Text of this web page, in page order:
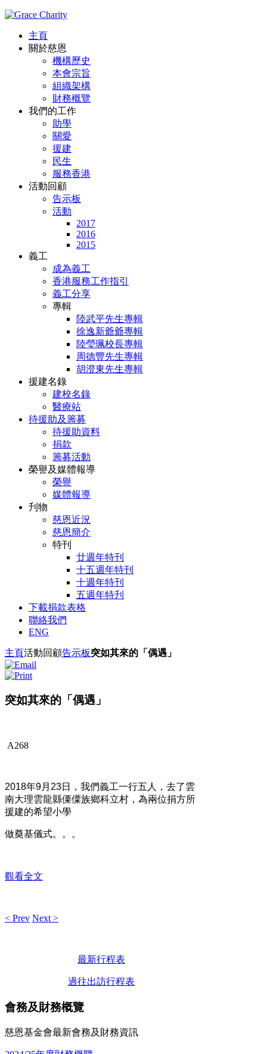
主頁
關於慈恩
機構歷史
本會宗旨
組織架構
財務概覽
我們的工作
助學
關愛
援建
民生
服務香港
活動回顧
告示板
活動
2017
2016
2015
義工
成為義工
香港服務工作指引
義工分享
專輯
陸武平先生專輯
徐逸新爺爺專輯
陸瑩珮校長專輯
周德豐先生專輯
胡澄東先生專輯
援建名錄
建校名錄
醫療站
待援助及籌募
待援助資料
捐款
籌募活動
榮譽及媒體報導
榮譽
媒體報導
刋物
慈恩近況
慈恩簡介
特刊
廿週年特刊
十五週年特刊
十週年特刊
五週年特刋
下載捐款表格
聯絡我們
ENG
主頁活動回顧告示板突如其來的「偶遇」
突如其來的「偶遇」
A268
2018年9月23日，我們義工一行五人，去了雲
南大理雲龍縣傈僳族鄉科立村，為兩位捐方所
援建的希望小學
做奠基儀式。 。。
觀看全文
< Prev Next >
最新行程表
過往出訪行程表
會務及財務概覽
慈恩基金會最新會務及財務資訊